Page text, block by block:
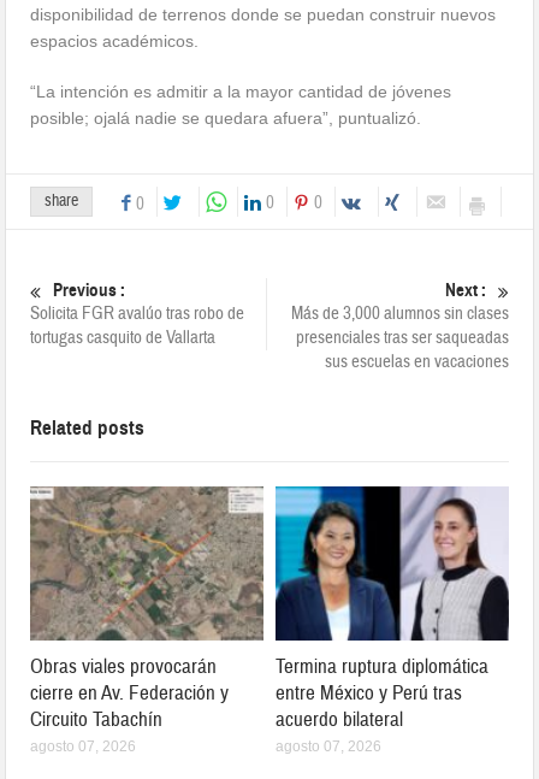
disponibilidad de terrenos donde se puedan construir nuevos
espacios académicos.
“La intención es admitir a la mayor cantidad de jóvenes
posible; ojalá nadie se quedara afuera”, puntualizó.
share 0 0 0
Previous :
Solicita FGR avalúo tras robo de
tortugas casquito de Vallarta
Next :
Más de 3,000 alumnos sin clases
presenciales tras ser saqueadas
sus escuelas en vacaciones
Related posts
Obras viales provocarán
cierre en Av. Federación y
Circuito Tabachín
agosto 07, 2026
Termina ruptura diplomática
entre México y Perú tras
acuerdo bilateral
agosto 07, 2026